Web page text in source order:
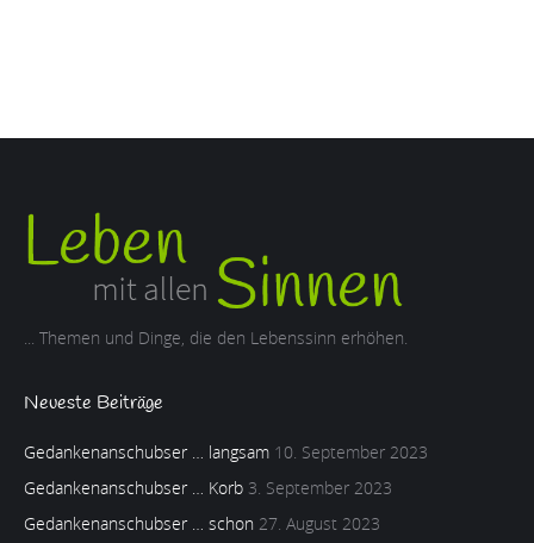
... Themen und Dinge, die den Lebenssinn erhöhen.
Neueste Beiträge
Gedankenanschubser … langsam 10. September 2023
Gedankenanschubser … Korb 3. September 2023
Gedankenanschubser … schon 27. August 2023